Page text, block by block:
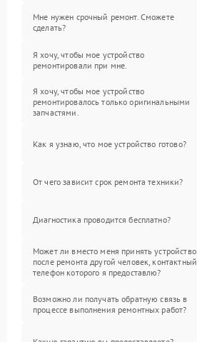
Мне нужен срочный ремонт. Сможете
сделать?
Я хочу, чтобы мое устройство
ремонтировали при мне.
Я хочу, чтобы мое устройство
ремонтировалось только оригинальными
запчастями.
Как я узнаю, что мое устройство готово?
От чего зависит срок ремонта техники?
Диагностика проводится бесплатно?
Может ли вместо меня принять устройство
после ремонта другой человек, контактный
телефон которого я предоставлю?
Возможно ли получать обратную связь в
процессе выполнения ремонтных работ?